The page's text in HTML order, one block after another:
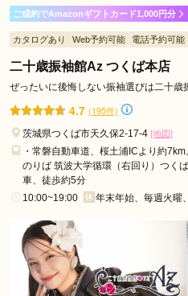
見に行く気持ちで行ったら成約
に色々教えてもらいました
佐沼屋の口コミ・評判をもっと見る
ご成約でAmazonギフトカード1,000円分
カタログあり Web予約可能 電話予約可能
二十歳振袖館Az つくば本店
ぜったいに後悔しない振袖選びは二十
4.7 (195件)
茨城県つくば市天久保2-17-4 [地図]
・常磐自動車道、桜土浦ICより約
のりば 筑波大学循環（右回り）つく
車、徒歩約5分
10:00~19:00
年末年始、毎週火曜